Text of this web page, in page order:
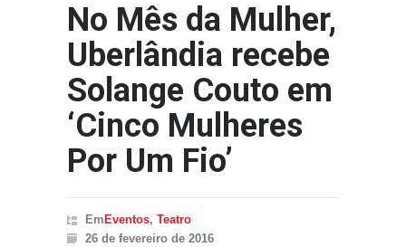
No Mês da Mulher,
Uberlândia recebe
Solange Couto em
‘Cinco Mulheres
Por Um Fio’
Em Eventos, Teatro
26 de fevereiro de 2016